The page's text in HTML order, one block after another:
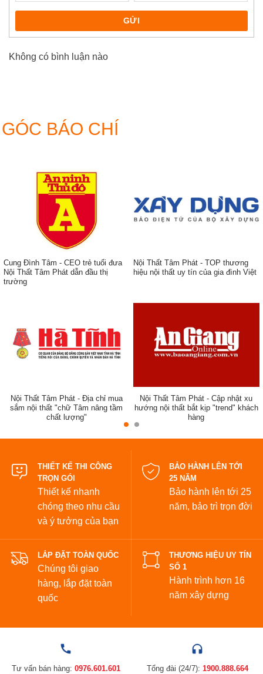
GỬI
Không có bình luận nào
GÓC BÁO CHÍ
Cung Đình Tâm - CEO trẻ tuổi đưa
Nội Thất Tâm Phát dẫn đầu thị
trường
Nội Thất Tâm Phát - TOP thương
hiệu nội thất uy tín của gia đình Việt
Nội Thất Tâm Phát - Địa chỉ mua
sắm nội thất "chữ Tâm nâng tầm
chất lượng"
Nội Thất Tâm Phát - Cập nhật xu
hướng nội thất bắt kịp "trend" khách
hàng
THIẾT KẾ THI CÔNG
TRỌN GÓI
Thiết kế nhanh
chóng theo nhu cầu
và ý tưởng của bạn
BẢO HÀNH LÊN TỚI
25 NĂM
Bảo hành lên tới 25
năm, bảo trì trọn đời
LẮP ĐẶT TOÀN QUỐC
Chúng tôi giao
hàng, lắp đặt toàn
quốc
THƯƠNG HIỆU UY TÍN
SỐ 1
Hành trình hơn 16
năm xây dựng
Tư vấn bán hàng: 0976.601.601 Tổng đài (24/7): 1900.888.664